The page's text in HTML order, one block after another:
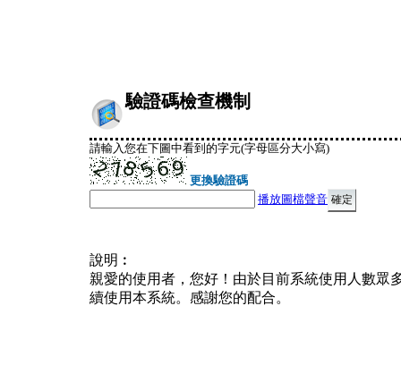
驗證碼檢查機制
請輸入您在下圖中看到的字元(字母區分大小寫)
更換驗證碼
播放圖檔聲音
說明︰
親愛的使用者，您好！由於目前系統使用人數眾
續使用本系統。感謝您的配合。